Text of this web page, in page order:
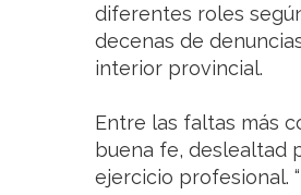
diferentes roles
decenas de
interior provincial.
Entre las faltas más
buena fe, deslealtad
ejercicio profesional.